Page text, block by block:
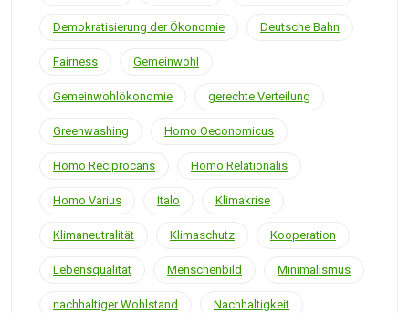
Demokratisierung der Ökonomie Deutsche Bahn
Fairness Gemeinwohl
Gemeinwohlökonomie gerechte Verteilung
Greenwashing Homo Oeconomicus
Homo Reciprocans Homo Relationalis
Homo Varius Italo Klimakrise
Klimaneutralität Klimaschutz Kooperation
Lebensqualität Menschenbild Minimalismus
nachhaltiger Wohlstand Nachhaltigkeit